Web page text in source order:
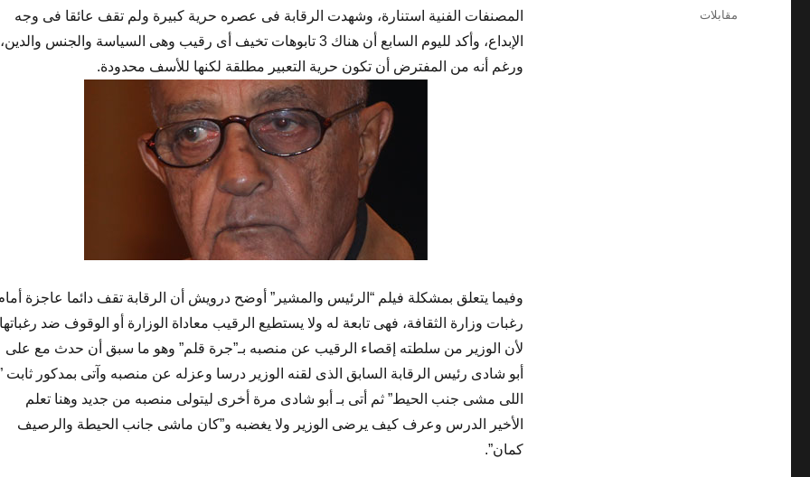
المصنفات الفنية استنارة، وشهدت الرقابة فى عصره حرية كبيرة ولم تقف عائقا فى وجه
الإبداع، وأكد لليوم السابع أن هناك 3 تابوهات تخيف أى رقيب وهى السياسة والجنس والدين،
ورغم أنه من المفترض أن تكون حرية التعبير مطلقة لكنها للأسف محدودة.
وفيما يتعلق بمشكلة فيلم “الرئيس والمشير” أوضح درويش أن الرقابة تقف دائما عاجزة
رغبات وزارة الثقافة، فهى تابعة له ولا يستطيع الرقيب معاداة الوزارة أو الوقوف ضد
لأن الوزير من سلطته إقصاء الرقيب عن منصبه بـ”جرة قلم” وهو ما سبق أن حدث مع على
أبو شادى رئيس الرقابة السابق الذى لقنه الوزير درسا وعزله عن منصبه وآتى بمدكور ثابت
اللى مشى جنب الحيط” ثم أتى بـ أبو شادى مرة أخرى ليتولى منصبه من جديد وهنا تعلم
الأخير الدرس وعرف كيف يرضى الوزير ولا يغضبه و”كان ماشى جانب الحيطة والرصيف
كمان”.
في
التصنيفات
مقابلات